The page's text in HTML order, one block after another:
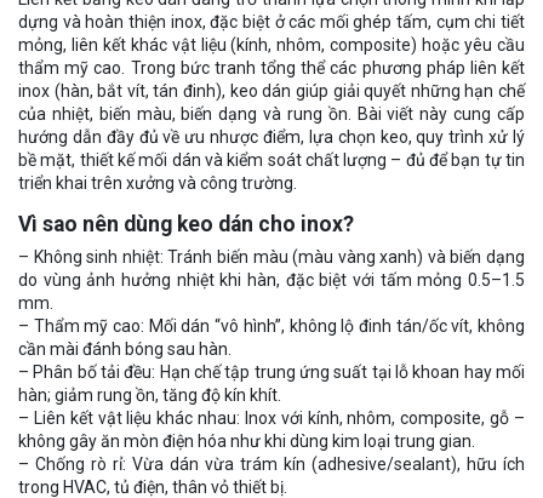
dựng và hoàn thiện inox, đặc biệt ở các mối ghép tấm, cụm chi tiết
mỏng, liên kết khác vật liệu (kính, nhôm, composite) hoặc yêu cầu
thẩm mỹ cao. Trong bức tranh tổng thể các phương pháp liên kết
inox (hàn, bắt vít, tán đinh), keo dán giúp giải quyết những hạn chế
của nhiệt, biến màu, biến dạng và rung ồn. Bài viết này cung cấp
hướng dẫn đầy đủ về ưu nhược điểm, lựa chọn keo, quy trình xử lý
bề mặt, thiết kế mối dán và kiểm soát chất lượng – đủ để bạn tự tin
triển khai trên xưởng và công trường.
Vì sao nên dùng keo dán cho inox?
– Không sinh nhiệt: Tránh biến màu (màu vàng xanh) và biến dạng
do vùng ảnh hưởng nhiệt khi hàn, đặc biệt với tấm mỏng 0.5–1.5
mm.
– Thẩm mỹ cao: Mối dán “vô hình”, không lộ đinh tán/ốc vít, không
cần mài đánh bóng sau hàn.
– Phân bố tải đều: Hạn chế tập trung ứng suất tại lỗ khoan hay mối
hàn; giảm rung ồn, tăng độ kín khít.
– Liên kết vật liệu khác nhau: Inox với kính, nhôm, composite, gỗ –
không gây ăn mòn điện hóa như khi dùng kim loại trung gian.
– Chống rò rỉ: Vừa dán vừa trám kín (adhesive/sealant), hữu ích
trong HVAC, tủ điện, thân vỏ thiết bị.